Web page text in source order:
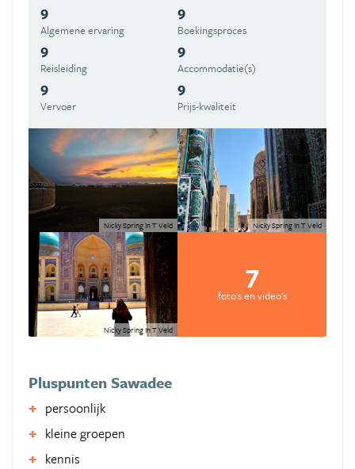
9
Algemene ervaring
9
Boekingsproces
9
Reisleiding
9
Accommodatie(s)
9
Vervoer
9
Prijs-kwaliteit
Nicky Spring In T Veld Nicky Spring In T Veld
Nicky Spring In T Veld
7
foto's en video's
Pluspunten Sawadee
persoonlijk
kleine groepen
kennis